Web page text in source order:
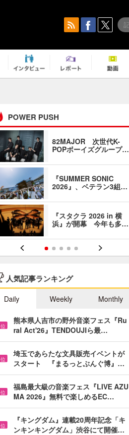
POWER PUSH
82MAJOR 次世代K-
POPボーイズグループ…
『SUMMER SONIC
2026』、ベテラン3組…
『スタクラ 2026 in 横
浜』が開幕 今年も多…
人気記事ランキング
Daily Weekly Monthly
位
熊本県人吉市の野外音楽フェス『Ru
ral Act'26』TENDOUJIら最…
位
埼玉であらたな文具販売イベントが
スタート 『まるっとぶんぐ博』…
位
福島最大級の音楽フェス『LIVE AZU
MA 2026』無料で楽しめるEC…
位
『キングダム』連載20周年記念「キ
ンキンキングダム」渋谷にて開催…